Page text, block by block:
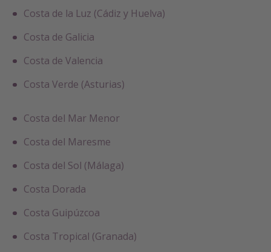
Costa de la Luz (Cádiz y Huelva)
Costa de Galicia
Costa de Valencia
Costa Verde (Asturias)
Costa del Mar Menor
Costa del Maresme
Costa del Sol (Málaga)
Costa Dorada
Costa Guipúzcoa
Costa Tropical (Granada)